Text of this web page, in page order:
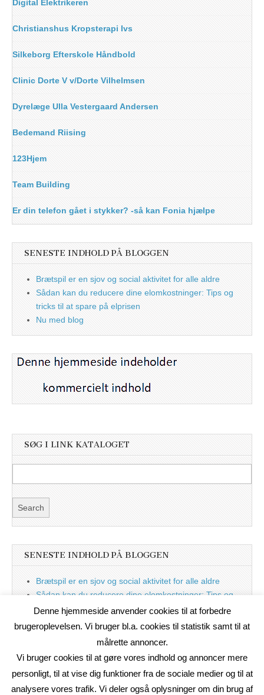
Digital Elektrikeren
Christianshus Kropsterapi Ivs
Silkeborg Efterskole Håndbold
Clinic Dorte V v/Dorte Vilhelmsen
Dyrelæge Ulla Vestergaard Andersen
Bedemand Riising
123Hjem
Team Building
Er din telefon gået i stykker? -så kan Fonia hjælpe
SENESTE INDHOLD PÅ BLOGGEN
Brætspil er en sjov og social aktivitet for alle aldre
Sådan kan du reducere dine elomkostninger: Tips og
tricks til at spare på elprisen
Nu med blog
SØG I LINK KATALOGET
SENESTE INDHOLD PÅ BLOGGEN
Brætspil er en sjov og social aktivitet for alle aldre
Sådan kan du reducere dine elomkostninger: Tips og
tricks til at spare på elprisen
Nu med blog
Denne hjemmeside anvender cookies til at forbedre
brugeroplevelsen. Vi bruger bl.a. cookies til statistik samt til at
målrette annoncer.
Vi bruger cookies til at gøre vores indhold og annoncer mere
personligt, til at vise dig funktioner fra de sociale medier og til at
analysere vores trafik. Vi deler også oplysninger om din brug af